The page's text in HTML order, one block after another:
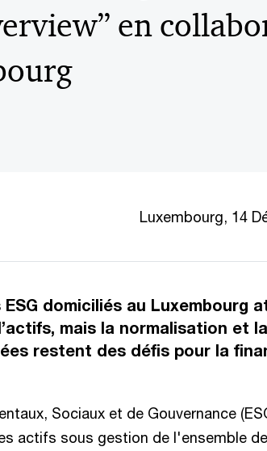
en
Luxembourg, 14
domiciliés au Luxembourg
mais la normalisation et la
restent des défis pour la
Sociaux et de Gouvernance
actifs sous gestion de l'ensemble